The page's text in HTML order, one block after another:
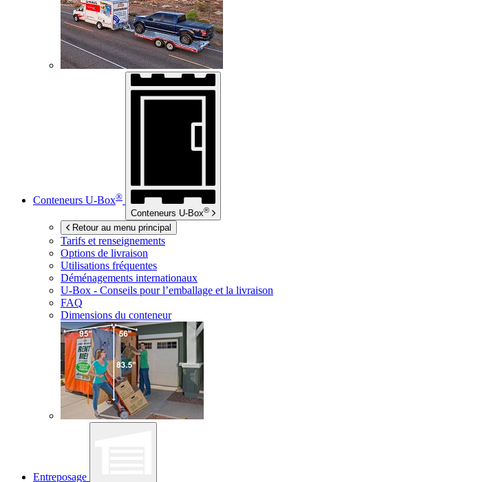
Conteneurs U-Box®
Conteneurs U-Box®
Retour au menu principal
Tarifs et renseignements
Options de livraison
Utilisations fréquentes
Déménagements internationaux
U-Box - Conseils pour l’emballage et la livraison
FAQ
Dimensions du conteneur
Entreposage